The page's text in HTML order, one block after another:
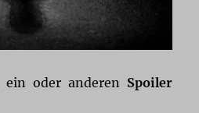
oder anderen Spoiler